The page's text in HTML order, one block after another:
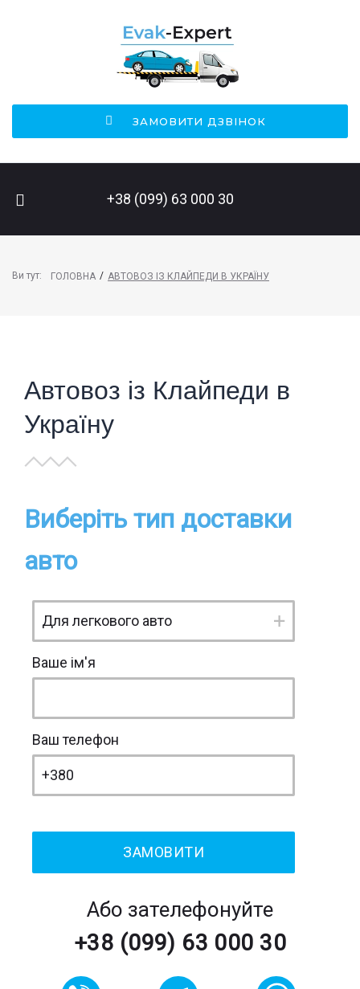
ЗАМОВИТИ ДЗВІНОК
+38 (099) 63 000 30
Ви тут: ГОЛОВНА / АВТОВОЗ ІЗ КЛАЙПЕДИ В УКРАЇНУ
Автовоз із Клайпеди в
Україну
Виберіть тип доставки
авто
Ваше ім'я
Ваш телефон
Або зателефонуйте
+38 (099) 63 000 30
ПОШУК НА САЙТІ